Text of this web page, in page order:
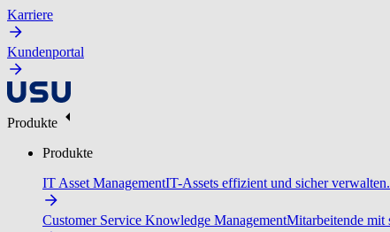
Karriere
Kundenportal
Produkte
Produkte
IT Asset ManagementIT-Assets effizient und sicher verwalten.
Customer Service Knowledge ManagementMitarbeitende mit